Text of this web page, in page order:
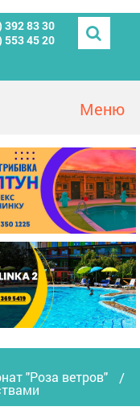
392 83 30
553 45 20
"Роза ветров"